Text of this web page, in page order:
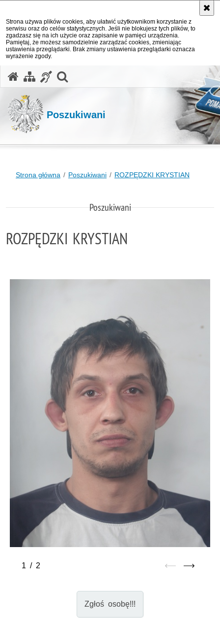
Strona używa plików cookies, aby ułatwić użytkownikom korzystanie z
serwisu oraz do celów statystycznych. Jeśli nie blokujesz tych plików, to
zgadzasz się na ich użycie oraz zapisanie w pamięci urządzenia.
Pamiętaj, że możesz samodzielnie zarządzać cookies, zmieniając
ustawienia przeglądarki. Brak zmiany ustawienia przeglądarki oznacza
wyrażenie zgody.
Poszukiwani
Strona główna Poszukiwani ROZPĘDZKI KRYSTIAN
Poszukiwani
ROZPĘDZKI KRYSTIAN
1 / 2
Zgłoś osobę!!!